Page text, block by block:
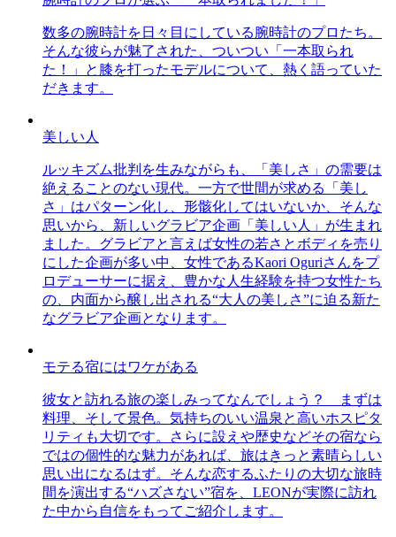
数多の腕時計を日々目にしている腕時計のプロたち。
そんな彼らが魅了された、ついつい「一本取られ
た！」と膝を打ったモデルについて、熱く語っていた
だきます。
美しい人
ルッキズム批判を生みながらも、「美しさ」の需要は
絶えることのない現代。一方で世間が求める「美し
さ」はパターン化し、形骸化してはいないか、そんな
思いから、新しいグラビア企画「美しい人」が生まれ
ました。グラビアと言えば女性の若さとボディを売り
にした企画が多い中、女性であるKaori Oguriさんをプ
ロデューサーに据え、豊かな人生経験を持つ女性たち
の、内面から醸し出される“大人の美しさ”に迫る新た
なグラビア企画となります。
モテる宿にはワケがある
彼女と訪れる旅の楽しみってなんでしょう？ まずは
料理、そして景色。気持ちのいい温泉と高いホスピタ
リティも大切です。さらに設えや歴史などその宿なら
ではの個性的な魅力があれば、旅はきっと素晴らしい
思い出になるはず。そんな恋するふたりの大切な旅時
間を演出する“ハズさない”宿を、LEONが実際に訪れ
た中から自信をもってご紹介します。